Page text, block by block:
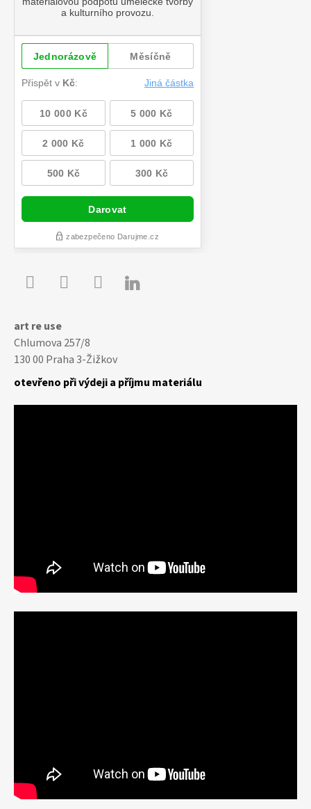

art re use
Chlumova 257/8
130 00 Praha 3-Žižkov
otevřeno při výdeji a příjmu materiálu